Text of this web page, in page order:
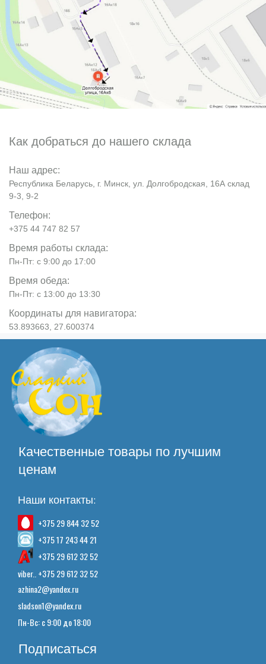
Как добраться до нашего склада
Наш адрес:
Республика Беларусь, г. Минск, ул. Долгобродская, 16А склад
9-3, 9-2
Телефон:
+375 44 747 82 57
Время работы склада:
Пн-Пт: с 9:00 до 17:00
Время обеда:
Пн-Пт: с 13:00 до 13:30
Координаты для навигатора:
53.893663, 27.600374
Качественные товары по лучшим
ценам
Наши контакты:
+375 29 844 32 52
+375 17 243 44 21
+375 29 612 32 52
viber.. +375 29 612 32 52
azhina2@yandex.ru
sladson1@yandex.ru
Пн-Вс: с 9:00 до 18:00
Подписаться